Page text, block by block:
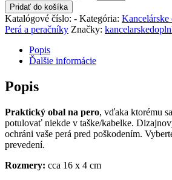
Pridať do košíka
Katalógové číslo: - Kategória:
Perá a peračníky Značky:
Popis
Ďalšie informácie
Popis
Praktický obal na pero, vďaka ktorému
potulovať niekde v taške/kabelke.
ochráni vaše perá pred poškodením.
prevedení.
Rozmery: cca 16 x 4 cm